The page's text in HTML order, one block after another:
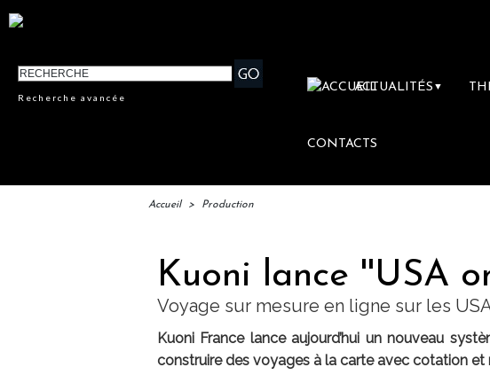
Recherche avancée
ACTUALITÉS ▼
CONTACTS
Accueil > Production
Kuoni lance ''USA
Voyage sur mesure en ligne sur les
Kuoni France lance aujourd’hui un nouveau
construire des voyages à la carte avec cotation et